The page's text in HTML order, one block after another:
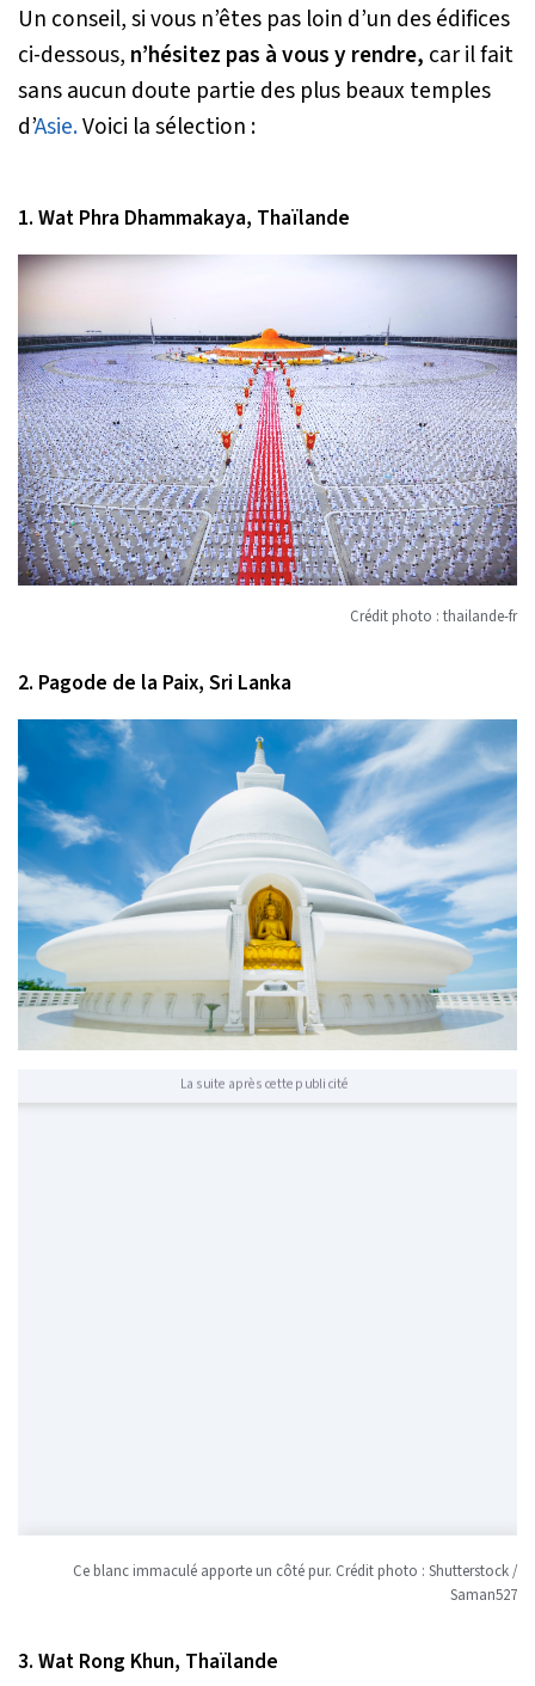
Un conseil, si vous n’êtes pas loin d’un des édifices
ci-dessous, n’hésitez pas à vous y rendre, car il fait
sans aucun doute partie des plus beaux temples
d’Asie.Voici la sélection :
1. Wat Phra Dhammakaya, Thaïlande
Crédit photo : thailande-fr
2. Pagode de la Paix, Sri Lanka
La suite après cette publicité
Ce blanc immaculé apporte un côté pur. Crédit photo : Shutterstock /
Saman527
3. Wat Rong Khun, Thaïlande